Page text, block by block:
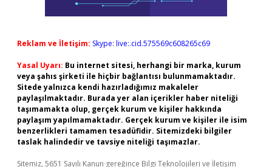
Reklam ve İletişim: Skype: live:.cid.575569c608265c69
Yasal Uyarı: Bu internet sitesi, herhangi bir marka, kurum
veya şahıs şirketi ile hiçbir bağlantısı bulunmamaktadır.
Sitede yalnızca kendi hazırladığımız makaleler
paylaşılmaktadır. Burada yer alan içerikler haber niteliği
taşımamakta olup, gerçek kurum ve kişiler hakkında
paylaşım yapılmamaktadır. Gerçek kurum ve kişiler ile isim
benzerlikleri tamamen tesadüfidir. Sitemizdeki bilgiler
taslak halindedir ve tavsiye niteliği taşımazlar.
Sitemiz, 5651 Sayılı Kanun gereğince Bilgi Teknolojileri ve İletişim